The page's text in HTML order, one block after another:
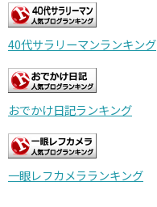
40代サラリーマンランキング
おでかけ日記ランキング
一眼レフカメラランキング